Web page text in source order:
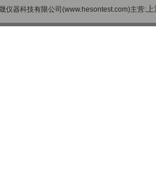
仪器科技有限公司(www.hesontest.com)主营:上